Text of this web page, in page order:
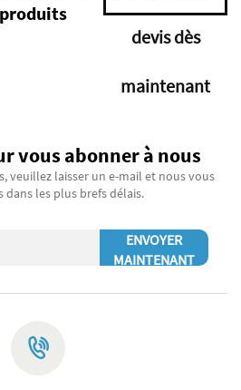
devis dès
maintenant
vous abonner à nous
veuillez laisser un e-mail et nous vous
dans les plus brefs délais.
ENVOYER
MAINTENANT